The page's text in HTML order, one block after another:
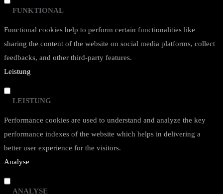
FUNKTIONAL
Functional cookies help to perform certain functionalities like
sharing the content of the website on social media platforms, collect
feedbacks, and other third-party features.
Leistung
LEISTUNG
Performance cookies are used to understand and analyze the key
performance indexes of the website which helps in delivering a
better user experience for the visitors.
Analyse
ANALYSE